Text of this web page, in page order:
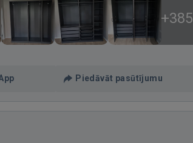
+385
Piedāvāt pasūtījumu